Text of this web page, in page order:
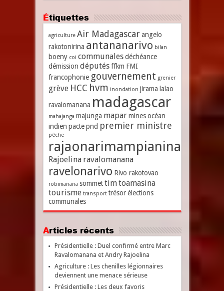
Étiquettes
agriculture Air Madagascar angelo
rakotonirina antananarivo bilan
boeny coi communales déchéance
démission députés ffkm FMI
francophonie gouvernement grenier
grève HCC hvm inondation jirama lalao
ravalomanana madagascar
mahajanga majunga mapar mines océan
indien pacte pnd premier ministre
pêche
rajaonarimampianina
Rajoelina ravalomanana
ravelonarivo Rivo rakotovao
robimanana sommet timtoamasina
tourisme transport trésor élections
communales
Articles récents
Présidentielle : Duel confirmé entre Marc
Ravalomanana et Andry Rajoelina
Agriculture : Les chenilles légionnaires
deviennent une menace sérieuse
Présidentielle : Les deux favoris